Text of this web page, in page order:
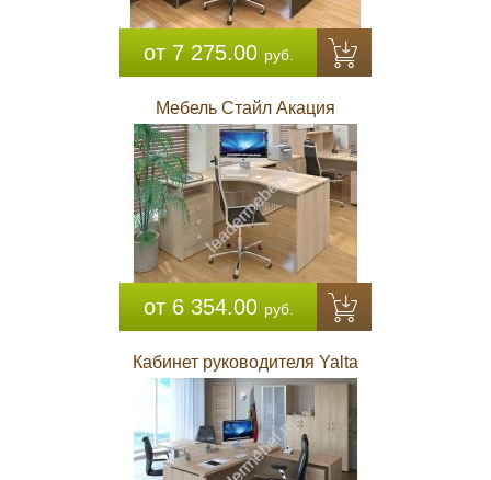
от 7 275.00 руб.
Мебель Стайл Акация
от 6 354.00 руб.
Кабинет руководителя Yalta